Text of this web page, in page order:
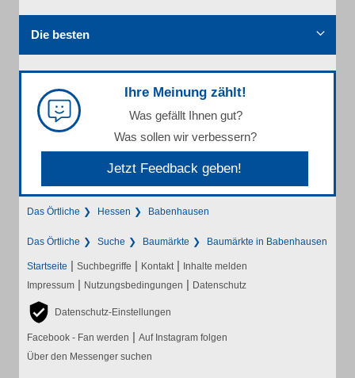
Die besten
Ihre Meinung zählt!
Was gefällt Ihnen gut?
Was sollen wir verbessern?
Jetzt Feedback geben!
Das Örtliche Hessen Babenhausen
Das Örtliche Suche Baumärkte Baumärkte in Babenhausen
Startseite | Suchbegriffe | Kontakt | Inhalte melden
Impressum | Nutzungsbedingungen | Datenschutz
Datenschutz-Einstellungen
Facebook - Fan werden | Auf Instagram folgen
Über den Messenger suchen